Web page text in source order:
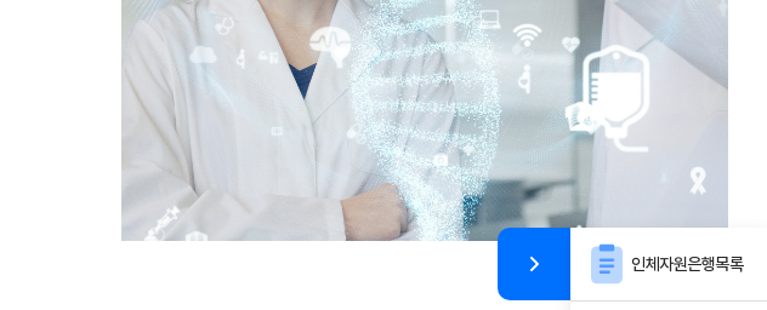
인체자원은행목록